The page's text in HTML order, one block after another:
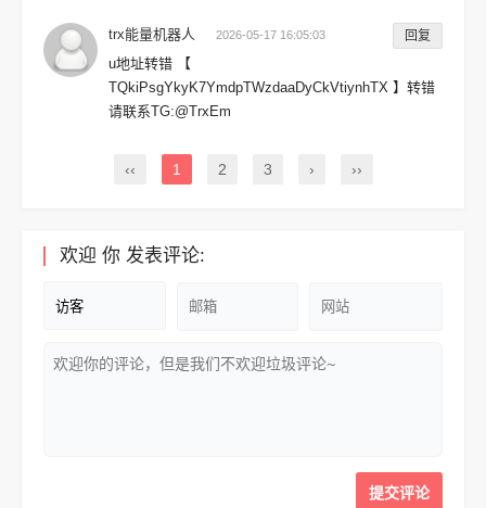
trx能量机器人 2026-05-17 16:05:03 回复
u地址转错 【
TQkiPsgYkyK7YmdpTWzdaaDyCkVtiynhTX 】转错
请联系TG:@TrxEm
‹‹ 1 2 3 › ››
欢迎 你 发表评论: